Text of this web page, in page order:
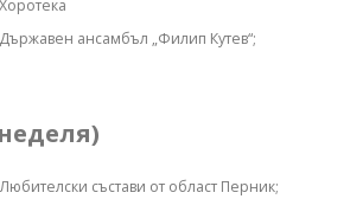
ансамбъл „Филип Кутев“;
състави от област Перник;